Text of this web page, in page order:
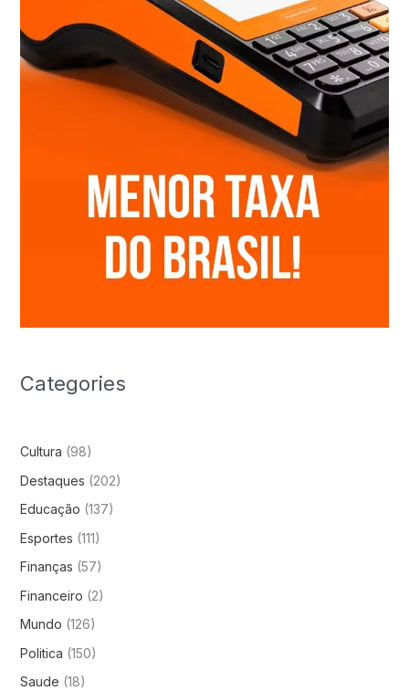
Categories
Cultura (98)
Destaques (202)
Educação (137)
Esportes (111)
Finanças (57)
Financeiro (2)
Mundo (126)
Politica (150)
Saude (18)